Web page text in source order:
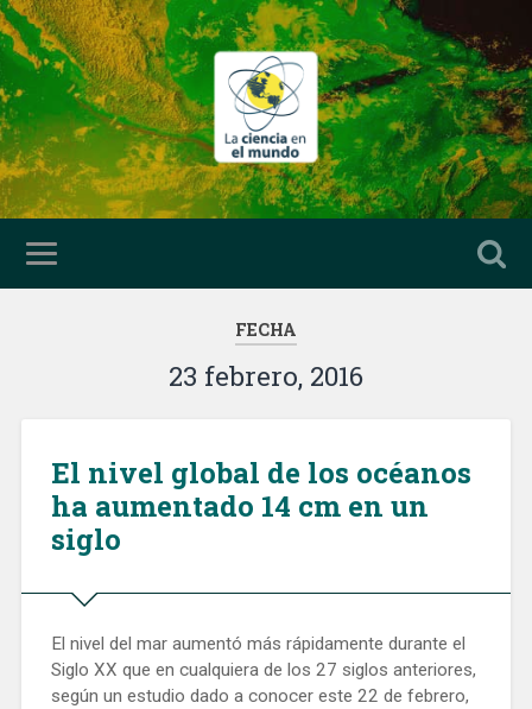
FECHA
23 febrero, 2016
El nivel global de los océanos
ha aumentado 14 cm en un
siglo
El nivel del mar aumentó más rápidamente durante el
Siglo XX que en cualquiera de los 27 siglos anteriores,
según un estudio dado a conocer este 22 de febrero,